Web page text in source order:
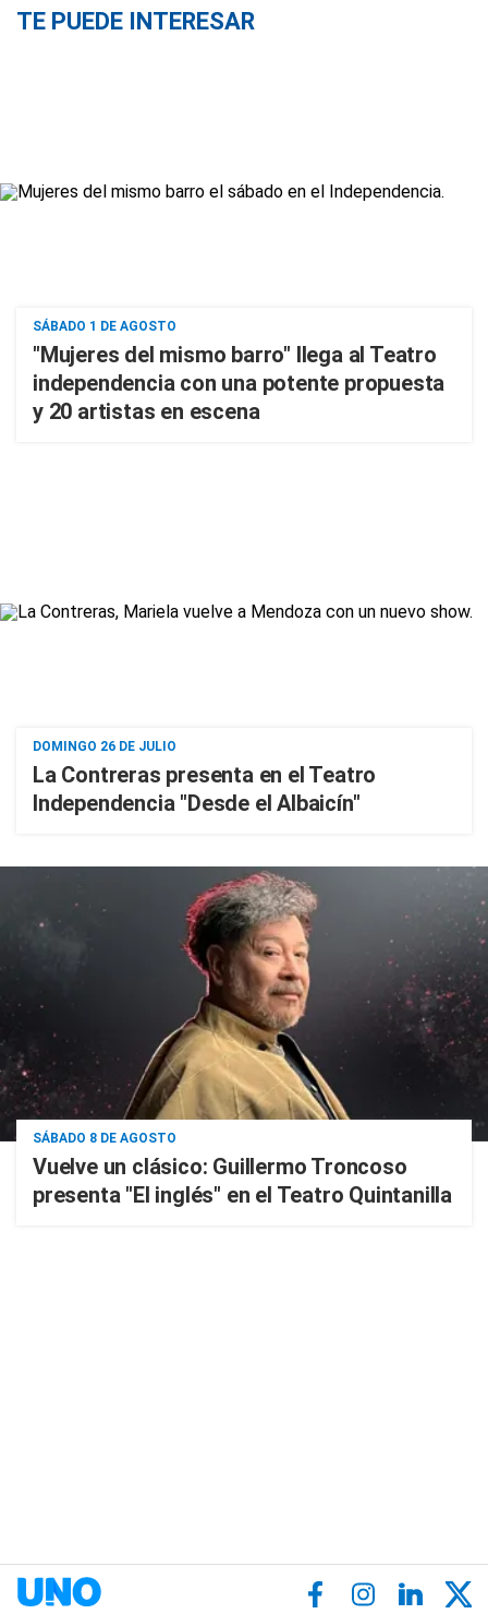
TE PUEDE INTERESAR
SÁBADO 1 DE AGOSTO
"Mujeres del mismo barro" llega al Teatro
independencia con una potente propuesta
y 20 artistas en escena
DOMINGO 26 DE JULIO
La Contreras presenta en el Teatro
Independencia "Desde el Albaicín"
SÁBADO 8 DE AGOSTO
Vuelve un clásico: Guillermo Troncoso
presenta "El inglés" en el Teatro Quintanilla